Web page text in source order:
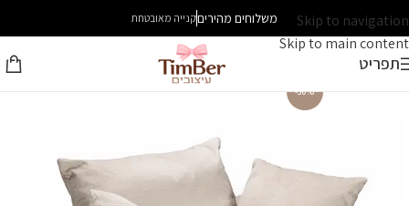
Skip to navigation
Skip to main content
משלוחים מהיריםקנייה מאובטחת
תפריט
-30%